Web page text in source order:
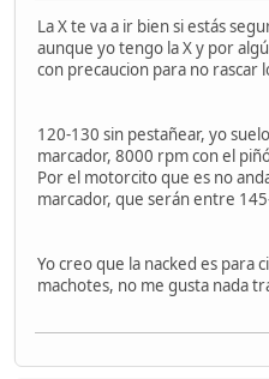
La X te va a ir bien si estás
aunque yo tengo la X y por
con precaucion para no rascar
120-130 sin pestañear, yo
marcador, 8000 rpm con el
Por el motorcito que es no
marcador, que serán entre
Yo creo que la nacked es para
machotes, no me gusta nada